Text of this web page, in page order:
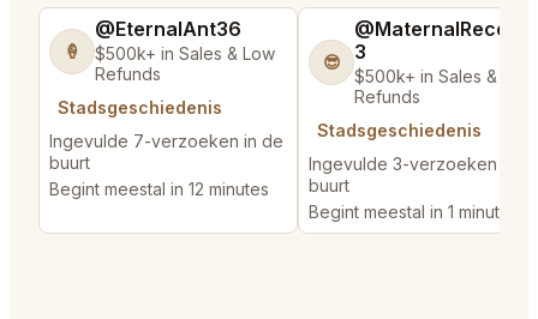
🍦
@EternalAnt36
$500k+ in Sales & Low
Refunds
Stadsgeschiedenis
Ingevulde 7-verzoeken in de
buurt
Begint meestal in 12 minutes
😎
3
$500k+ in Sales & Low
Refunds
Stadsgeschiedenis
Ingevulde 3-verzoeken in
buurt
Begint meestal in 1 minute